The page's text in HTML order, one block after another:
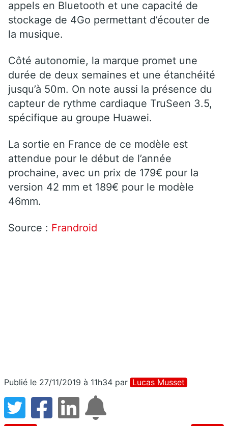
appels en Bluetooth et une capacité de
stockage de 4Go permettant d’écouter de
la musique.
Côté autonomie, la marque promet une
durée de deux semaines et une étanchéité
jusqu’à 50m. On note aussi la présence du
capteur de rythme cardiaque TruSeen 3.5,
spécifique au groupe Huawei.
La sortie en France de ce modèle est
attendue pour le début de l’année
prochaine, avec un prix de 179€ pour la
version 42 mm et 189€ pour le modèle
46mm.
Source : Frandroid
Publié le 27/11/2019 à 11h34 par Lucas Musset